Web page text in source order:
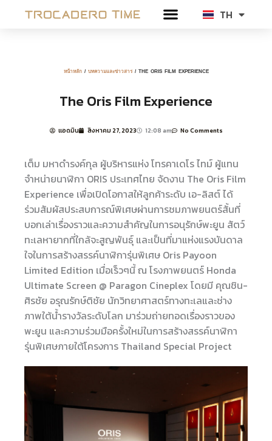
TH
EN
หน้าหลัก/ บทความและข่าวสาร/ THE ORIS FILM EXPERIENCE
The Oris Film Experience
แอดมิน สิงหาคม 27, 2023 12:08 am No Comments
เต็ม มหาดำรงค์กุล ผู้บริหารแห่ง โทรคาเดโร ไทม์ ผู้แทน
จำหน่ายนาฬิกา ORIS ประเทศไทย จัดงาน The Oris Film
Experience เพื่อเปิดโอกาสให้ลูกค้าระดับ เอ-ลิสต์ ได้
ร่วมสัมผัสประสบการณ์พิเศษผ่านการชมภาพยนตร์สั้นที่
บอกเล่าเรื่องราวและความสำคัญในการอนุรักษ์พะยูน สัตว์
ทะเลหายากที่ใกล้จะสูญพันธุ์ และเป็นที่มาแห่งแรงบันดาล
ใจในการสร้างสรรค์นาฬิการุ่นพิเศษ Oris Payoon
Limited Edition เมื่อเร็วๆนี้ ณ โรงภาพยนตร์ Honda
Ultimate Screen @ Paragon Cineplex โดยมี คุณชิน-
ศิรชัย อรุณรักษ์ติชัย นักวิทยาศาสตร์ทางทะเลและช่าง
ภาพใต้น้ำรางวัลระดับโลก มาร่วมถ่ายทอดเรื่องราวของ
พะยูน และความร่วมมือครั้งใหม่ในการสร้างสรรค์นาฬิกา
รุ่นพิเศษภายใต้โครงการ Thailand Special Project